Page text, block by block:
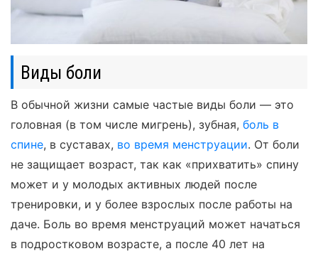
Виды боли
В обычной жизни самые частые виды боли — это
головная (в том числе мигрень), зубная, боль в
спине, в суставах, во время менструации. От боли
не защищает возраст, так как «прихватить» спину
может и у молодых активных людей после
тренировки, и у более взрослых после работы на
даче. Боль во время менструаций может начаться
в подростковом возрасте, а после 40 лет на